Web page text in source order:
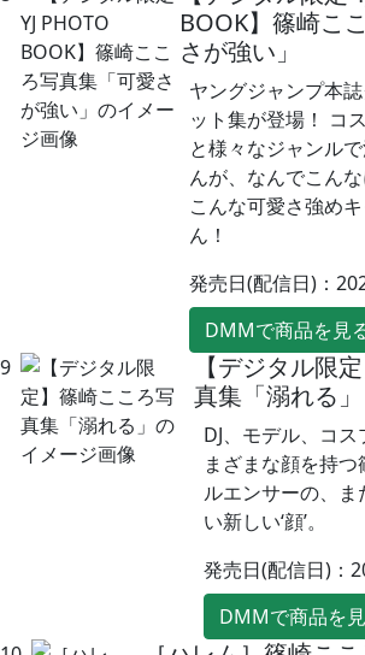
BOOK】篠崎こ
さが強い」
ヤングジャンプ本
ット集が登場！ コ
と様々なジャンル
んが、なんでこん
こんな可愛さ強め
ん！
発売日(配信日)：
DMMで商品を見
9
【デジタル限
真集「溺れる」
DJ、モデル、コ
まざまな顔を持
ルエンサーの、
い新しい‘顔’。
発売日(配信日)：
DMMで商品を